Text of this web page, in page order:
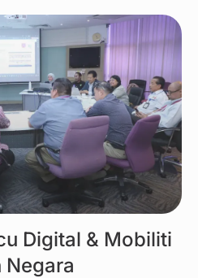
Digital & Mobiliti
Negara